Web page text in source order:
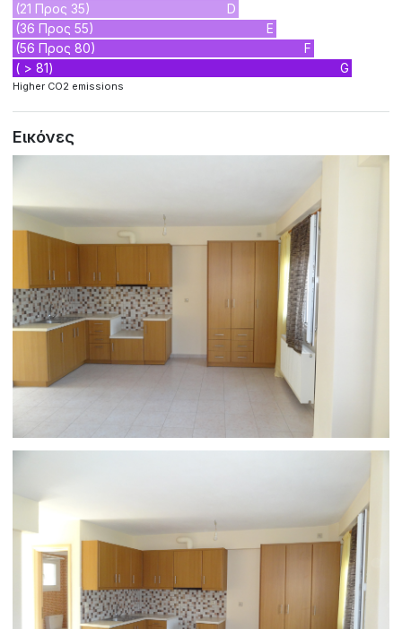
(21 Προς 35)
D
(36 Προς 55)
E
(56 Προς 80)
F
( > 81)
G
Higher CO2 emissions
Εικόνες